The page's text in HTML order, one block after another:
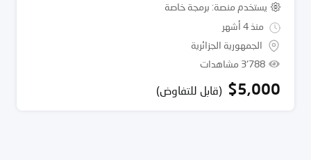
يستخدم منصة برمجة خاصة
منذ 4 أشهر
الجمهورية الجزائرية
3٬788 مشاهدات
$5,000 (قابل للتفاوض)